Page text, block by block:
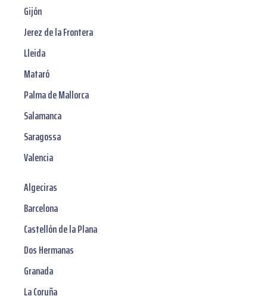
Gijón
Jerez de la Frontera
Lleida
Mataró
Palma de Mallorca
Salamanca
Saragossa
Valencia
Algeciras
Barcelona
Castellón de la Plana
Dos Hermanas
Granada
La Coruña